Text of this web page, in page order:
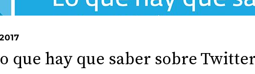
que hay que saber sobre